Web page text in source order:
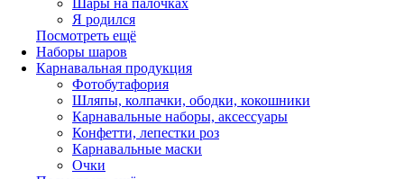
Я родился
Посмотреть ещё
Наборы шаров
Карнавальная продукция
Фотобутафория
Шляпы, колпачки, ободки, кокошники
Карнавальные наборы, аксессуары
Конфетти, лепестки роз
Карнавальные маски
Очки